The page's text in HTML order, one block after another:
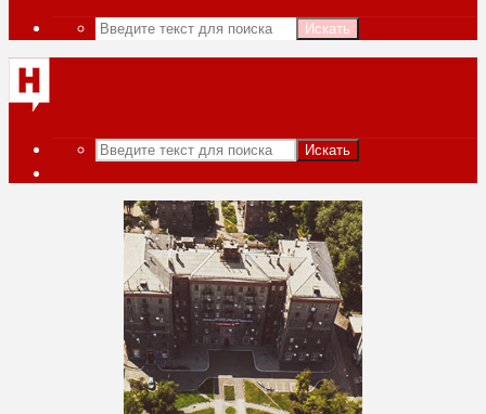
Искать
Искать